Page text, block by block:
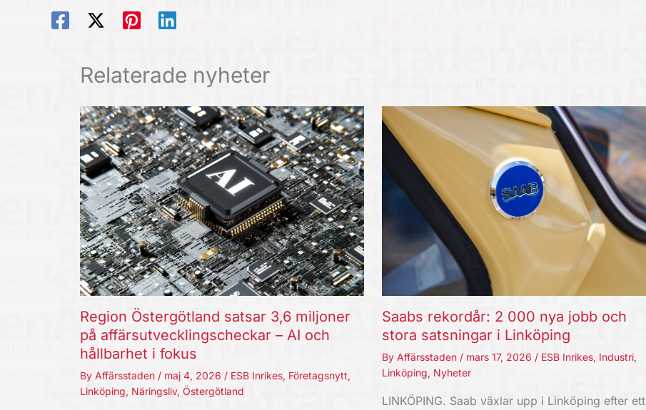
Relaterade nyheter
Region Östergötland satsar 3,6 miljoner
på affärsutvecklingscheckar – AI och
hållbarhet i fokus
By Affärsstaden / maj 4, 2026 / ESB Inrikes, Företagsnytt,
Linköping, Näringsliv, Östergötland
Saabs rekordår: 2 000 nya jobb och
stora satsningar i Linköping
By Affärsstaden / mars 17, 2026 / ESB Inrikes, Industri,
Linköping, Nyheter
LINKÖPING. Saab växlar upp i Linköping efter ett